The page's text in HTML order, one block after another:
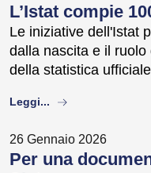
L’Istat compie
Le iniziative dell'Istat
dalla nascita e il
della statistica ufficiale
Leggi... about
26 Gennaio 2026
Per una